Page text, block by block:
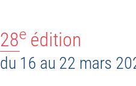
28e édition
du 16 au 22 mars